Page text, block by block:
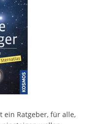
ein Ratgeber, für alle,